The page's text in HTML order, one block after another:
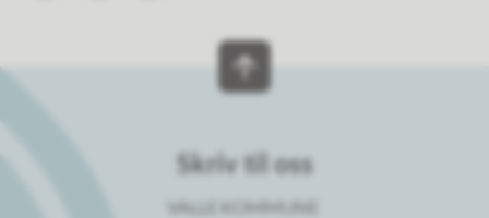
Skriv til oss
VALLE KOMMUNE